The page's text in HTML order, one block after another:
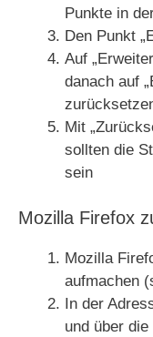
Punkte in
Den Punkt
Auf
danach auf
Mit
sollten die
sein
Mozilla Firefox
Mozilla
aufmachen
In der
und über